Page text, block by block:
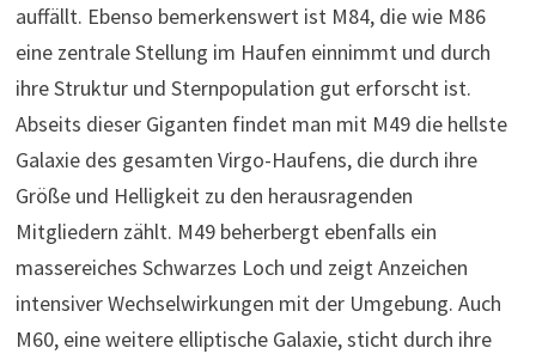
auffällt. Ebenso bemerkenswert ist M84, die wie M86
eine zentrale Stellung im Haufen einnimmt und durch
ihre Struktur und Sternpopulation gut erforscht ist.
Abseits dieser Giganten findet man mit M49 die hellste
Galaxie des gesamten Virgo-Haufens, die durch ihre
Größe und Helligkeit zu den herausragenden
Mitgliedern zählt. M49 beherbergt ebenfalls ein
massereiches Schwarzes Loch und zeigt Anzeichen
intensiver Wechselwirkungen mit der Umgebung. Auch
M60, eine weitere elliptische Galaxie, sticht durch ihre